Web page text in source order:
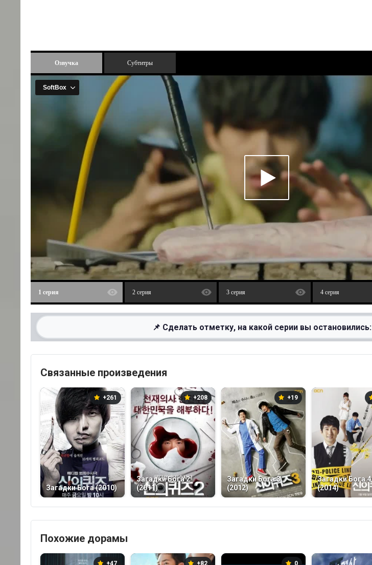
Озвучка Субтитры
1 серия 2 серия 3 серия 4 серия
📌 Сделать отметку, на какой серии вы остановились:
Связанные произведения
+261
Загадки Бога (2010)
+208
Загадки Бога 2
(2011)
+19
Загадки Бога 3
(2012)
Загадки Бога 4
(2014)
Похожие дорамы
+47 +82 0